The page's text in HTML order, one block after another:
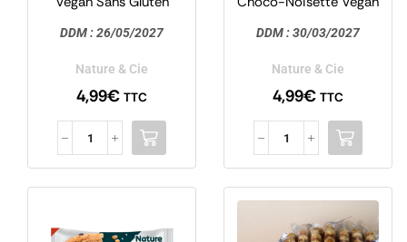
DDM :26/05/2027
Nature & Cie
4,99€ TTC
Nature & Cie
DDM : 30/03/2027
Nature & Cie
4,99€ TTC